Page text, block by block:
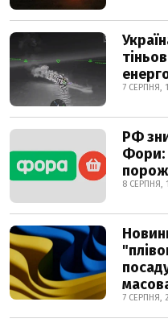
7 СЕРПНЯ,
РФ
Фори:
8 СЕРПНЯ,
7 СЕРПНЯ,